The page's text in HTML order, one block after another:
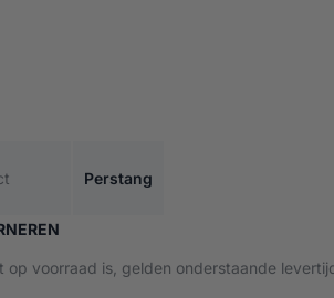
en ontworpen voor
Perstang met draaibare
+ EN)
particulier gebruik
Set is de ideale tool voor installateurs,
PERSTANG – V SET
Perstang
op voorraad is, gelden onderstaande